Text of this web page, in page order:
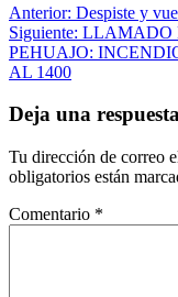
Navegación
de
entradas
Anterior: Despiste y
Siguiente: LLAMADO
PEHUAJO:
AL 1400
Deja una
Tu dirección de correo
obligatorios están
Comentario *